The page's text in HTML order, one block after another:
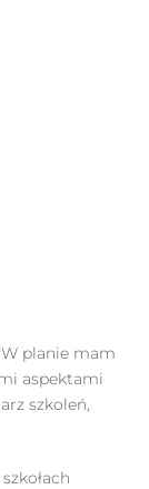
planie mam
aspektami
szkoleń,